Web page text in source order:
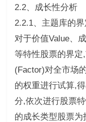
2.2、成长性分析
2.2.1、主题库的界
对于价值Value、
等特性股票的界定
(Factor)对全市场
的权重进行试算,
分,依次进行股票
的成长类型股票